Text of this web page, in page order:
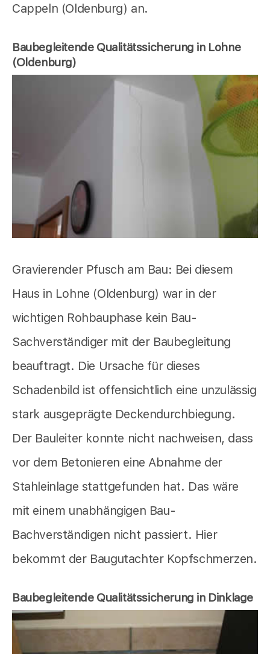
Cappeln (Oldenburg) an.
Baubegleitende Qualitätssicherung in Lohne
(Oldenburg)
Gravierender Pfusch am Bau: Bei diesem
Haus in Lohne (Oldenburg) war in der
wichtigen Rohbauphase kein Bau-
Sachverständiger mit der Baubegleitung
beauftragt. Die Ursache für dieses
Schadenbild ist offensichtlich eine unzulässig
stark ausgeprägte Deckendurchbiegung.
Der Bauleiter konnte nicht nachweisen, dass
vor dem Betonieren eine Abnahme der
Stahleinlage stattgefunden hat. Das wäre
mit einem unabhängigen Bau-
Bachverständigen nicht passiert. Hier
bekommt der Baugutachter Kopfschmerzen.
Baubegleitende Qualitätssicherung in Dinklage